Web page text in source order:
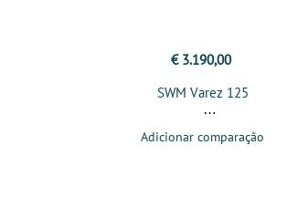
€ 3.190,00
SWM Varez 125
Adicionar comparação